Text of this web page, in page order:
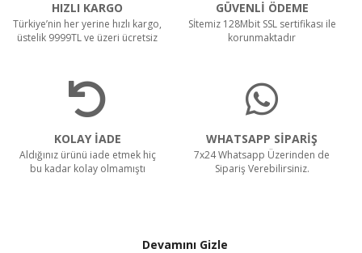
HIZLI KARGO
Türkiye’nin her yerine hızlı kargo,
üstelik 9999TL ve üzeri ücretsiz
GÜVENLİ ÖDEME
Sİtemiz 128Mbit SSL sertifikası ile
korunmaktadır
KOLAY İADE
Aldığınız ürünü iade etmek hiç
bu kadar kolay olmamıştı
WHATSAPP SİPARİŞ
7x24 Whatsapp Üzerinden de
Sipariş Verebilirsiniz.
Devamını Gizle